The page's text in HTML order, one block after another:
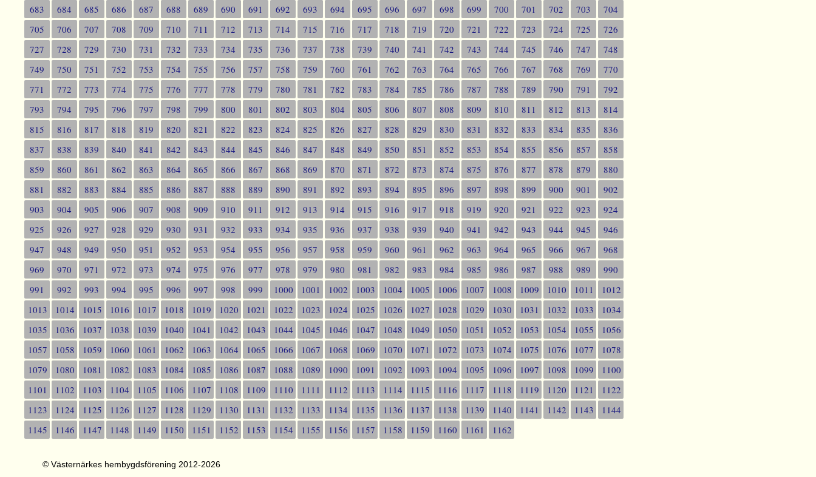
683
684 685 686 687 688 689 690 691 692 693 694 695 696 697 698 699 700 701 702 703
704
705
706 707 708 709 710 711 712 713 714 715 716 717 718 719 720 721 722 723 724 725
726
727
728 729 730 731 732 733 734 735 736 737 738 739 740 741 742 743 744 745 746 747
748
749
750 751 752 753 754 755 756 757 758 759 760 761 762 763 764 765 766 767 768 769
770
771
772 773 774 775 776 777 778 779 780 781 782 783 784 785 786 787 788 789 790 791
792
793
794 795 796 797 798 799 800 801 802 803 804 805 806 807 808 809 810 811 812 813
814
815
816 817 818 819 820 821 822 823 824 825 826 827 828 829 830 831 832 833 834 835
836
837
838 839 840 841 842 843 844 845 846 847 848 849 850 851 852 853 854 855 856 857
858
859
860 861 862 863 864 865 866 867 868 869 870 871 872 873 874 875 876 877 878 879
880
881
882 883 884 885 886 887 888 889 890 891 892 893 894 895 896 897 898 899 900 901
902
903
904 905 906 907 908 909 910 911 912 913 914 915 916 917 918 919 920 921 922 923
924
925
926 927 928 929 930 931 932 933 934 935 936 937 938 939 940 941 942 943 944 945
946
947
948 949 950 951 952 953 954 955 956 957 958 959 960 961 962 963 964 965 966 967
968
969
970 971 972 973 974 975 976 977 978 979 980 981 982 983 984 985 986 987 988 989
990
991
992 993 994 995 996 997 998 999 1000 1001 1002 1003 1004 1005 1006 1007 1008 1009 1010 1011
1012
1013
1014 1015 1016 1017 1018 1019 1020 1021 1022 1023 1024 1025 1026 1027 1028 1029 1030 1031 1032 1033
1034
1035
1036 1037 1038 1039 1040 1041 1042 1043 1044 1045 1046 1047 1048 1049 1050 1051 1052 1053 1054 1055
1056
1057
1058 1059 1060 1061 1062 1063 1064 1065 1066 1067 1068 1069 1070 1071 1072 1073 1074 1075 1076 1077
1078
1079
1080 1081 1082 1083 1084 1085 1086 1087 1088 1089 1090 1091 1092 1093 1094 1095 1096 1097 1098 1099
1100
1101
1102 1103 1104 1105 1106 1107 1108 1109 1110 1111 1112 1113 1114 1115 1116 1117 1118 1119 1120 1121
1122
1123
1124 1125 1126 1127 1128 1129 1130 1131 1132 1133 1134 1135 1136 1137 1138 1139 1140 1141 1142 1143
1144
1145
1146 1147 1148 1149 1150 1151 1152 1153 1154 1155 1156 1157 1158 1159 1160 1161 1162
© Västernärkes hembygdsförening 2012-2026